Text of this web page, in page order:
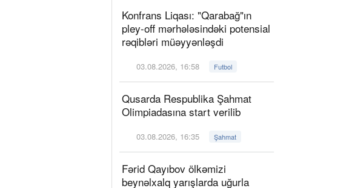
Konfrans Liqası: "Qarabağ"ın
pley-off mərhələsindəki potensial
rəqibləri müəyyənləşdi
03.08.2026, 16:58 Futbol
Qusarda Respublika Şahmat
Olimpiadasına start verilib
03.08.2026, 16:35 Şahmat
Fərid Qayıbov ölkəmizi
beynəlxalq yarışlarda uğurla